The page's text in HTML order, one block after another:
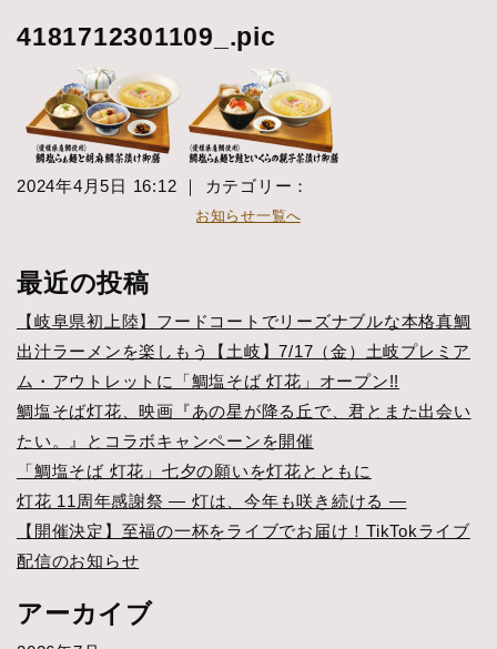
4181712301109_.pic
2024年4月5日 16:12 ｜ カテゴリー：
お知らせ一覧へ
最近の投稿
【岐阜県初上陸】フードコートでリーズナブルな本格真鯛
出汁ラーメンを楽しもう【土岐】7/17（金）土岐プレミア
ム・アウトレットに「鯛塩そば 灯花」オープン!!
鯛塩そば灯花、映画『あの星が降る丘で、君とまた出会い
たい。』とコラボキャンペーンを開催
「鯛塩そば 灯花」七夕の願いを灯花とともに
灯花 11周年感謝祭 ― 灯は、今年も咲き続ける ―
【開催決定】至福の一杯をライブでお届け！TikTokライブ
配信のお知らせ
アーカイブ